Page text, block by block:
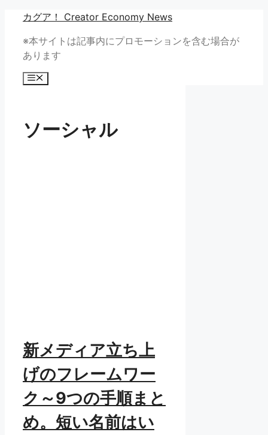
カグア！ Creator Economy News
※本サイトは記事内にプロモーションを含む場合が
あります
メ
ソーシャル
新メディア立ち上
げのフレームワー
ク～9つの手順まと
め。短い名前はい